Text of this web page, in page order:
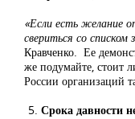
«Если есть желание
свериться со списком
Кравченко. Ее
же подумайте, стоит
России организаций
Срока давности